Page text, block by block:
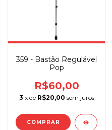
359 - Bastão Regulável
Pop
R$60,00
3 x de R$20,00 sem juros